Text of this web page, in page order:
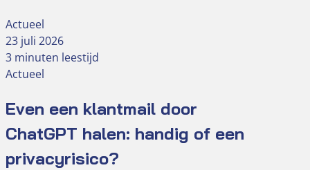
Actueel
23 juli 2026
3 minuten leestijd
Actueel
Even een klantmail door
ChatGPT halen: handig of een
privacyrisico?